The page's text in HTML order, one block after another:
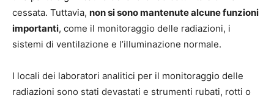
cessata. Tuttavia, non si sono mantenute alcune funzioni
importanti, come il monitoraggio delle radiazioni, i
sistemi di ventilazione e l’illuminazione normale.
I locali dei laboratori analitici per il monitoraggio delle
radiazioni sono stati devastati e strumenti rubati, rotti o